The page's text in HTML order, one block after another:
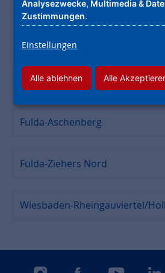
Hier treffen wir uns
Frankfurt-Fechenheim
Fulda-Aschenberg
Fulda-Ziehers Nord
Wiesbaden-Rheingauviertel/
Analysezwecke, Multimedia &
Zustimmungen.
Einstellungen
Alle ablehnen Alle